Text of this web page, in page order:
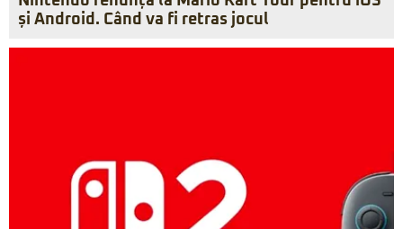
și Android. Când va fi retras jocul